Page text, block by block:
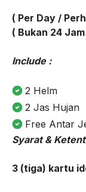
( Per Day /
( Bukan 24 Jam
Include :
2 Helm
2 Jas Hujan
Free Antar
Syarat &
3 (tiga) kartu